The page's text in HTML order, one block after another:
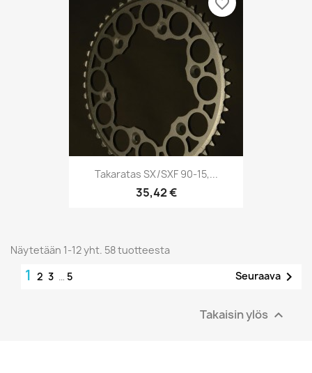
Takaratas SX/SXF 90-15,...
35,42 €
favorite_border
Näytetään 1-12 yht. 58 tuotteesta
1 2 3 … 5 Seuraava 
Takaisin ylös 